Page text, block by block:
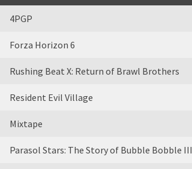
4PGP
Forza Horizon 6
Rushing Beat X: Return of Brawl Brothers
Resident Evil Village
Mixtape
Parasol Stars: The Story of Bubble Bobble III